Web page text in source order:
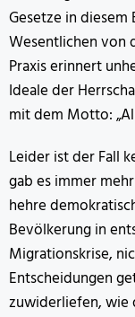
Gesetze in diesem
Wesentlichen von
Praxis erinnert
Ideale der
mit dem Motto:
Leider ist der Fall
gab es immer
hehre
Bevölkerung in
Migrationskrise,
Entscheidungen
zuwiderliefen, wie